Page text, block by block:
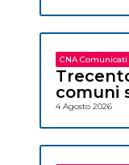
CNA
comuni
4 Agosto 2026